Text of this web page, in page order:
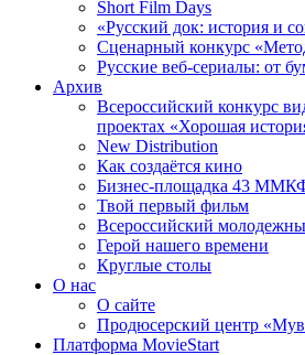
Short Film Days
«Русский док: история и
Сценарный конкурс
Русские веб-сериалы: от
Архив
Всероссийский конкурс
проектах «Хорошая
New Distribution
Как создаётся кино
Бизнес-площадка 43
Твой первый фильм
Всероссийский
Герой нашего времени
Круглые столы
О нас
О сайте
Продюсерский центр
Платформа MovieStart